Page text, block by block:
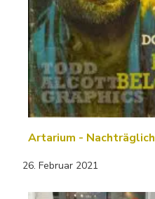
Artarium - Nachträglich
26. Februar 2021